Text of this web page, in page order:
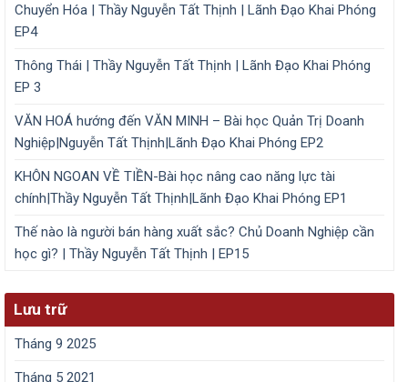
Chuyển Hóa | Thầy Nguyễn Tất Thịnh | Lãnh Đạo Khai Phóng
EP4
Thông Thái | Thầy Nguyễn Tất Thịnh | Lãnh Đạo Khai Phóng
EP 3
VĂN HOÁ hướng đến VĂN MINH – Bài học Quản Trị Doanh
Nghiệp|Nguyễn Tất Thịnh|Lãnh Đạo Khai Phóng EP2
KHÔN NGOAN VỀ TIỀN-Bài học nâng cao năng lực tài
chính|Thầy Nguyễn Tất Thịnh|Lãnh Đạo Khai Phóng EP1
Thế nào là người bán hàng xuất sắc? Chủ Doanh Nghiệp cần
học gì? | Thầy Nguyễn Tất Thịnh | EP15
Lưu trữ
Tháng 9 2025
Tháng 5 2021